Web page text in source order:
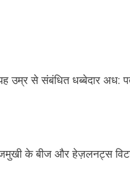
से संबंधित धब्बेदार अध:
के बीज और हेज़लनट्स